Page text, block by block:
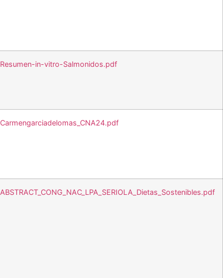
Resumen-in-vitro-Salmonidos.pdf
Carmengarciadelomas_CNA24.pdf
ABSTRACT_CONG_NAC_LPA_SERIOLA_Dietas_Sostenibles.pdf